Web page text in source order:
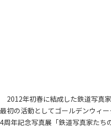
2012年初春に結成した鉄道写真
最初の活動としてゴールデンウィ
4周年記念写真展「鉄道写真家たち